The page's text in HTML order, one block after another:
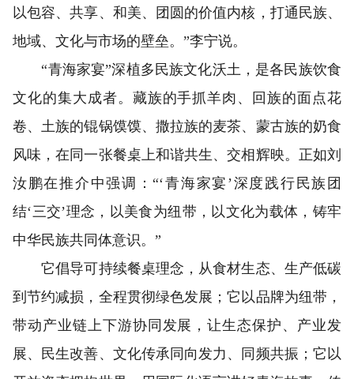
以包容、共享、和美、团圆的价值内核，打通民族、
地域、文化与市场的壁垒。”李宁说。
“青海家宴”深植多民族文化沃土，是各民族饮食
文化的集大成者。藏族的手抓羊肉、回族的面点花
卷、土族的锟锅馍馍、撒拉族的麦茶、蒙古族的奶食
风味，在同一张餐桌上和谐共生、交相辉映。正如刘
汝鹏在推介中强调：“‘青海家宴’深度践行民族团
结‘三交’理念，以美食为纽带，以文化为载体，铸牢
中华民族共同体意识。”
它倡导可持续餐桌理念，从食材生态、生产低碳
到节约减损，全程贯彻绿色发展；它以品牌为纽带，
带动产业链上下游协同发展，让生态保护、产业发
展、民生改善、文化传承同向发力、同频共振；它以